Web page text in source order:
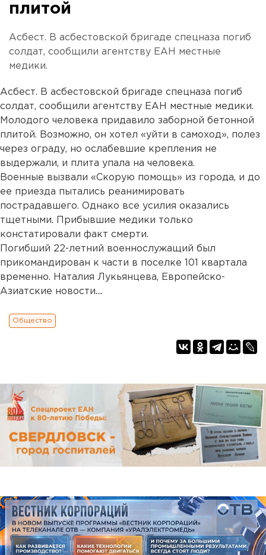
плитой
Асбест. В асбестовской бригаде спецназа погиб
солдат, сообщили агентству ЕАН местные
медики.
Асбест. В асбестовской бригаде спецназа погиб
солдат, сообщили агентству ЕАН местные медики.
Молодого человека придавило заборной бетонной
плитой. Возможно, он хотел «уйти в самоход», полез
через ограду, но ослабевшие крепления не
выдержали, и плита упала на человека.
Военные вызвали «Скорую помощь» из города, и до
ее приезда пытались реанимировать
пострадавшего. Однако все усилия оказались
тщетными. Прибывшие медики только
констатировали факт смерти.
Погибший 22-летний военнослужащий был
прикомандирован к части в поселке 101 квартала
временно. Наталия Лукьянцева, Европейско-
Азиатские новости....
Общество